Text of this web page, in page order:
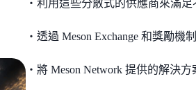
・利用這些分散式的供應商來滿
・透過 Meson Exchange 和獎勵
・將 Meson Network 提供的解決